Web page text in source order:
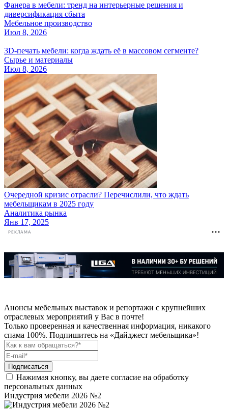
Фанера в мебели: тренд на интерьерные решения и
диверсификация сбыта
Мебельное производство
Июл 8, 2026
3D-печать мебели: когда ждать её в массовом сегменте?
Сырье и материалы
Июл 8, 2026
Очередной кризис отрасли? Перечислили, что ждать
мебельщикам в 2025 году
Аналитика рынка
Янв 17, 2025
РЕКЛАМА
Анонсы мебельных выставок и репортажи с крупнейших
отраслевых мероприятий у Вас в почте!
Только проверенная и качественная информация, никакого
спама 100%. Подпишитесь на «Дайджест мебельщика»!
Подписаться
Нажимая кнопку, вы даете согласие на обработку
персональных данных
Индустрия мебели 2026 №2